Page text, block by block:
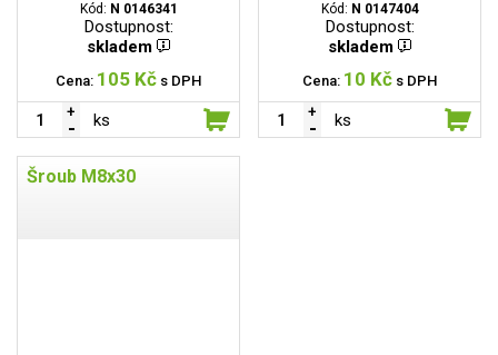
Kód: N 0146341
Dostupnost:
skladem
Cena: 105 Kč s DPH
ks
Kód: N 0147404
Dostupnost:
skladem
Cena: 10 Kč s DPH
ks
Šroub M8x30